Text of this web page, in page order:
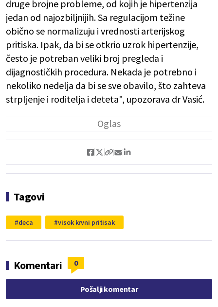
druge brojne probleme, od kojih je hipertenzija
jedan od najozbiljnijih. Sa regulacijom težine
obično se normalizuju i vrednosti arterijskog
pritiska. Ipak, da bi se otkrio uzrok hipertenzije,
često je potreban veliki broj pregleda i
dijagnostičkih procedura. Nekada je potrebno i
nekoliko nedelja da bi se sve obavilo, što zahteva
strpljenje i roditelja i deteta", upozorava dr Vasić.
Tagovi
deca visok krvni pritisak
Komentari 0
Pošalji komentar